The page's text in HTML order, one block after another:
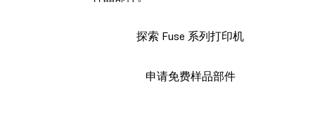
探索 Fuse 系列打印机
申请免费样品部件